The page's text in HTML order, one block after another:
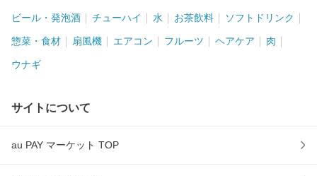
ビール・発泡酒 チューハイ 水 お茶飲料 ソフトドリンク
惣菜・食材 扇風機 エアコン フルーツ ヘアケア 肉
ウナギ
サイトについて
au PAY マーケット TOP